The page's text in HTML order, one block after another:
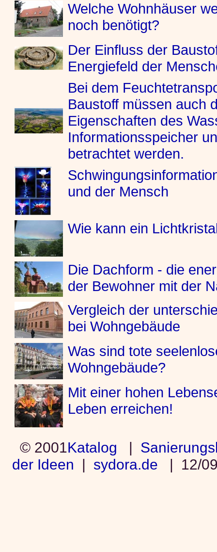
Welche Wohnhäuser
noch benötigt?
Der Einfluss der
Energiefeld der
Bei dem
Baustoff müssen auch
Eigenschaften des
Informationsspeicher
betrachtet werden.
und der Mensch
Wie kann ein
Die Dachform - die
der Bewohner mit der
Vergleich der
bei Wohngebäude
Was sind tote
Wohngebäude?
Mit einer hohen
Leben erreichen!
© 2001Katalog
der Ideen
sydora.de 12/